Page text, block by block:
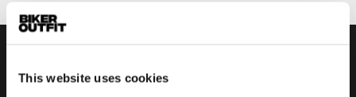
This website uses cookies